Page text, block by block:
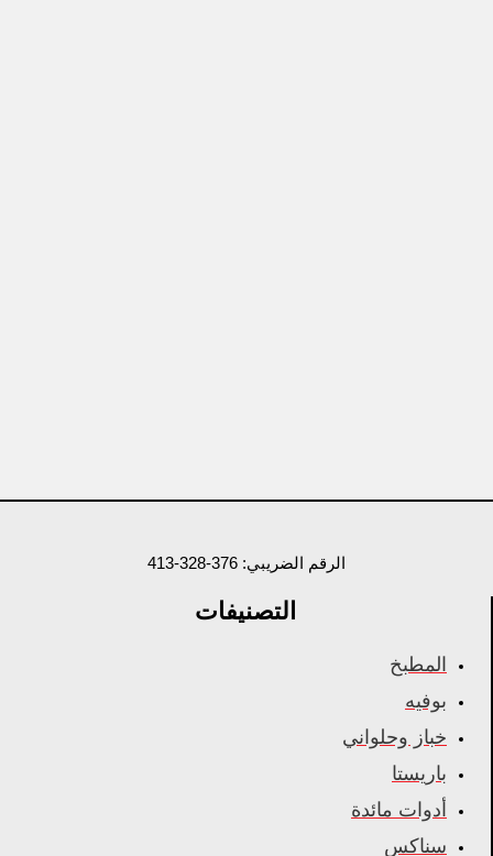
الرقم الضريبي: 376-328-413
التصنيفات
المطبخ
بوفيه
خباز وحلواني
باريستا
أدوات مائدة
سناكس